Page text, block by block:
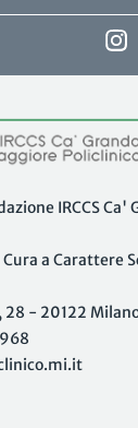
IRCCS Ca'
a Carattere
28 - 20122